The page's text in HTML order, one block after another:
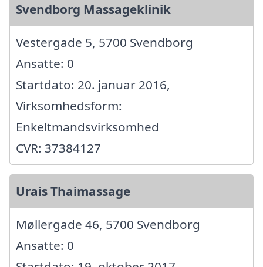
Svendborg Massageklinik
Vestergade 5, 5700 Svendborg
Ansatte: 0
Startdato: 20. januar 2016,
Virksomhedsform:
Enkeltmandsvirksomhed
CVR: 37384127
Urais Thaimassage
Møllergade 46, 5700 Svendborg
Ansatte: 0